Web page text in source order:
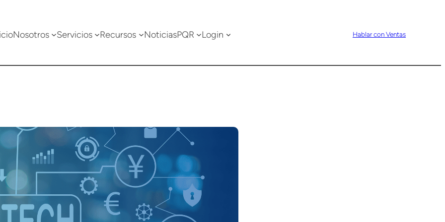
Nosotros Servicios Recursos NoticiasPQR Login Hablar con Ventas